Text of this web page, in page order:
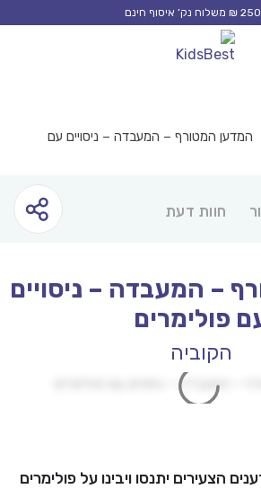
המדען המטורף – המעבדה – ניסויים עם
חוות דעת
– המעבדה – ניסויים
פולימרים
הקוביה
הצעירים יתנסו ויבינו על פולימרים